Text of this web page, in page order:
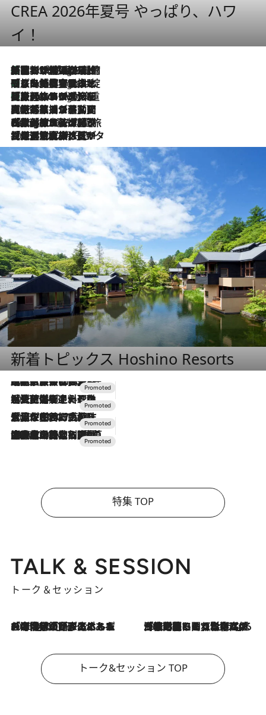
CREA 2026年夏号 やっぱり、ハワ
イ！
2 Hours Ago
「荷物が増えるほど旅ストレスは増す」美容ジャーナリストがたどり着いた最終結論。“化粧品を劇的に減らす”感動の凝縮美容とは
2 Hours Ago
「旅先には金髪ウィッグを持参」日本と同じメイクでは損してる!? 美容ジャーナリストが提案する“掟破りの旅美容”とは
2 Hours Ago
【厳選旅コスメ】「身軽さ＆UV対策重視！」ヘアアーティストshucoが選んだ夏旅ベストコスメを発表【Mサイズジップ】
2026.8.5
【厳選旅コスメ】国内をあちこち移動する河井菜摘が選んだ夏旅ベストコスメ発表！「リラックスアイテムはマスト」【Mサイズジップ】
2026.8.4
【厳選旅コスメ】「紫外線＆乾燥対策しながらメイク感も！」ヘア＆メイクGeorgeが選んだ夏旅ベストコスメを発表！【Mサイズジップ】
2026.8.3
【厳選旅コスメ】「保湿もタイパ重視！」“サウナ好き”タレント清水みさとが愛用する夏旅ベストコスメを発表！【Mサイズジップ】
新着トピックス Hoshino Resorts
2026.7.31
【ホテル帰省】という選択肢をOMOが提案。家族とほどよい距離を保つには「昼は実家、夜は気兼ねなくホテルで！」
2026.7.24
【夏限定ディナーコース】旬を迎える稚鮎や花ズッキーニなどをイタリア・トスカーナの郷土料理の手法で満喫！
2026.7.17
「土佐和ハーブかき氷」がOMO7高知に登場！生姜、山椒、大葉など目にも舌にも涼を呼ぶ郷土の味
2026.7.10
NEW OPEN！【界 草津】名湯の地に誕生。趣の異なる2種の温泉と上州ならではの会席・蕎麦割烹など美食を味わう究極の癒やし旅
特集 TOP
TALK & SESSION
トーク＆セッション
2026.8.3
「今後値上げがあるとすれば…」「リスクがあるのは今年の冬」エネルギー専門家が語る、ホルムズ海峡封鎖が家庭にもたらす“ある心配” 2026.8.3
「住宅建てられない…」「サーチャージ料の高値が続いている」ホルムズ海峡封鎖による影響はいつまで続く？《エネルギー専門家に聞く“どうなる日本の暮らし”》
トーク&セッション TOP